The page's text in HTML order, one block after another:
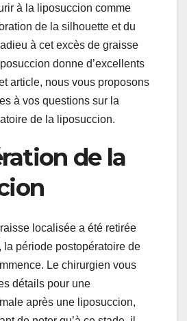
à la liposuccion comme
de la silhouette et du
à cet excès de graisse
donne d’excellents
article, nous vous proposons
à vos questions sur la
de la liposuccion.
de la
localisée a été retirée
la période postopératoire de
Le chirurgien vous
détails pour une
après une liposuccion,